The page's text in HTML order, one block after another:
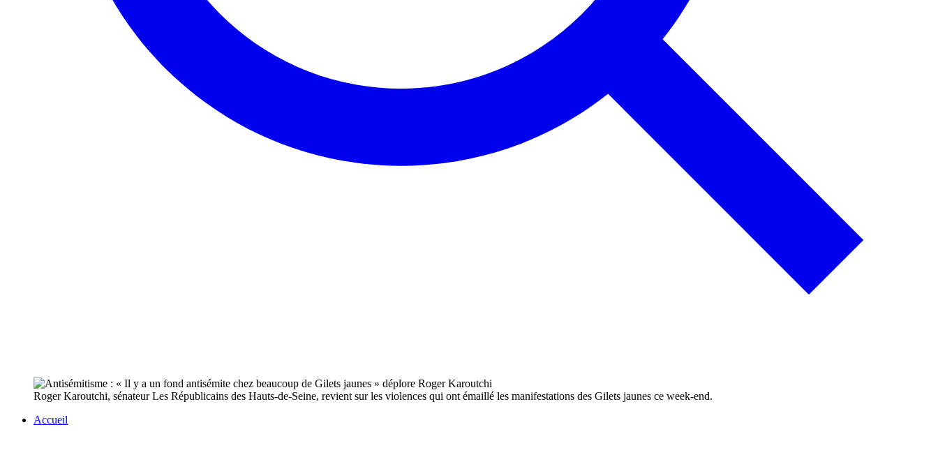
Roger Karoutchi, sénateur Les Républicains des Hauts-de-Seine, revient sur les violences qui ont émaillé les manifestations des Gilets jaunes ce week-end.
Accueil